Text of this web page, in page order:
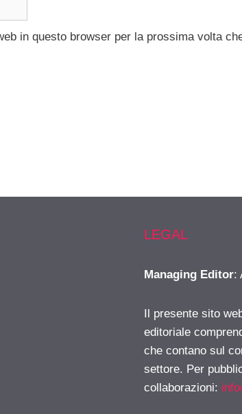
in questo browser per la prossima volta
LEGAL
Managing Editor:
Il presente sito
editoriale
che contano sul
settore. Per
collaborazioni: